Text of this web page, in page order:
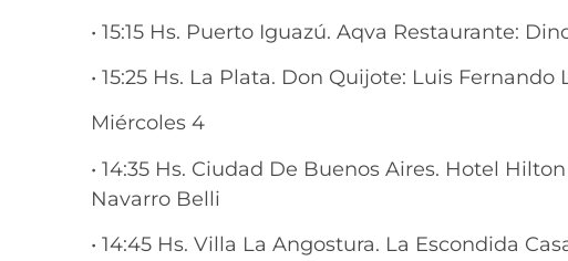
• 15:15 Hs. Puerto Iguazú. Aqva Restaurante:
• 15:25 Hs. La Plata. Don Quijote: Luis
Miércoles 4
• 14:35 Hs. Ciudad De Buenos Aires. Hotel
Navarro Belli
• 14:45 Hs. Villa La Angostura. La Escondida